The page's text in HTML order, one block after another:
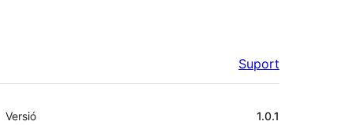
Suport
Meta
Versió 1.0.1